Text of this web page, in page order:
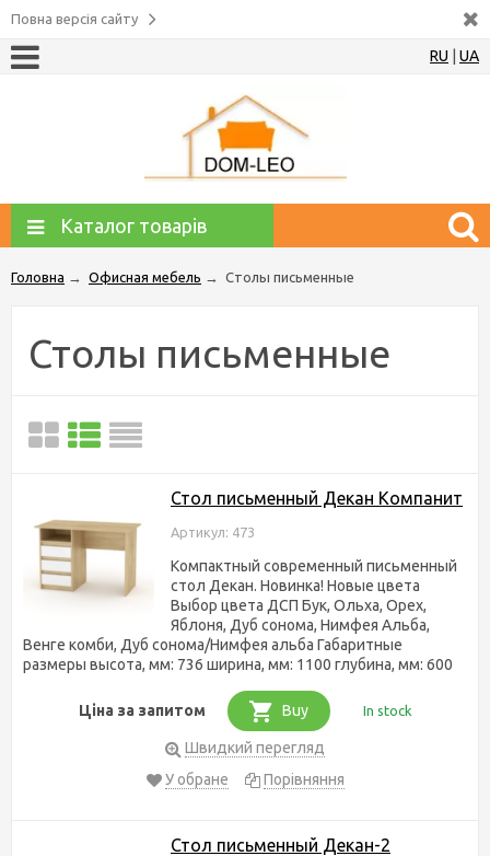
Повна версія сайту
RU UA
Каталог товарів
Головна → Офисная мебель → Столы письменные
Столы письменные
Стол письменный Декан Компанит
Артикул: 473
Компактный современный письменный
стол Декан. Новинка! Новые цвета
Выбор цвета ДСП Бук, Ольха, Орех,
Яблоня, Дуб сонома, Нимфея Альба,
Венге комби, Дуб сонома/Нимфея альба Габаритные
размеры высота, мм: 736 ширина, мм: 1100 глубина, мм: 600
Ціна за запитом Buy In stock
Швидкий перегляд
У обране
Порівняння
Стол письменный Декан-2